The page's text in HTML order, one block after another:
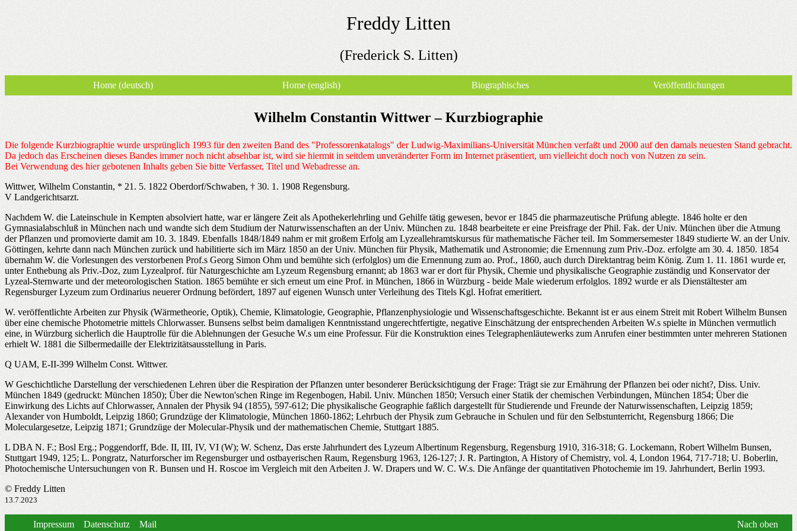
Freddy Litten
(Frederick S. Litten)
Home (deutsch) Home (english) Biographisches Veröffentlichungen
Wilhelm Constantin Wittwer ‒ Kurzbiographie
Die folgende Kurzbiographie wurde ursprünglich 1993 für den zweiten Band des "Professorenkatalogs" der Ludwig-Maximilians-Universität München verfaßt und 2000 auf den damals neuesten Stand gebracht.
Da jedoch das Erscheinen dieses Bandes immer noch nicht absehbar ist, wird sie hiermit in seitdem unveränderter Form im Internet präsentiert, um vielleicht doch noch von Nutzen zu sein.
Bei Verwendung des hier gebotenen Inhalts geben Sie bitte Verfasser, Titel und Webadresse an.
Wittwer, Wilhelm Constantin, * 21. 5. 1822 Oberdorf/Schwaben, † 30. 1. 1908 Regensburg.
V Landgerichtsarzt.
Nachdem W. die Lateinschule in Kempten absolviert hatte, war er längere Zeit als Apothekerlehrling und Gehilfe tätig gewesen, bevor er 1845 die pharmazeutische Prüfung ablegte. 1846 holte er den
Gymnasialabschluß in München nach und wandte sich dem Studium der Naturwissenschaften an der Univ. München zu. 1848 bearbeitete er eine Preisfrage der Phil. Fak. der Univ. München über die Atmung
der Pflanzen und promovierte damit am 10. 3. 1849. Ebenfalls 1848/1849 nahm er mit großem Erfolg am Lyzeallehramtskursus für mathematische Fächer teil. Im Sommersemester 1849 studierte W. an der Univ.
Göttingen, kehrte dann nach München zurück und habilitierte sich im März 1850 an der Univ. München für Physik, Mathematik und Astronomie; die Ernennung zum Priv.-Doz. erfolgte am 30. 4. 1850. 1854
übernahm W. die Vorlesungen des verstorbenen Prof.s Georg Simon Ohm und bemühte sich (erfolglos) um die Ernennung zum ao. Prof., 1860, auch durch Direktantrag beim König. Zum 1. 11. 1861 wurde er,
unter Enthebung als Priv.-Doz, zum Lyzealprof. für Naturgeschichte am Lyzeum Regensburg ernannt; ab 1863 war er dort für Physik, Chemie und physikalische Geographie zuständig und Konservator der
Lyzeal-Sternwarte und der meteorologischen Station. 1865 bemühte er sich erneut um eine Prof. in München, 1866 in Würzburg - beide Male wiederum erfolglos. 1892 wurde er als Dienstältester am
Regensburger Lyzeum zum Ordinarius neuerer Ordnung befördert, 1897 auf eigenen Wunsch unter Verleihung des Titels Kgl. Hofrat emeritiert.
W. veröffentlichte Arbeiten zur Physik (Wärmetheorie, Optik), Chemie, Klimatologie, Geographie, Pflanzenphysiologie und Wissenschaftsgeschichte. Bekannt ist er aus einem Streit mit Robert Wilhelm Bunsen
über eine chemische Photometrie mittels Chlorwasser. Bunsens selbst beim damaligen Kenntnisstand ungerechtfertigte, negative Einschätzung der entsprechenden Arbeiten W.s spielte in München vermutlich
eine, in Würzburg sicherlich die Hauptrolle für die Ablehnungen der Gesuche W.s um eine Professur. Für die Konstruktion eines Telegraphenläutewerks zum Anrufen einer bestimmten unter mehreren Stationen
erhielt W. 1881 die Silbermedaille der Elektrizitätsausstellung in Paris.
Q UAM, E-II-399 Wilhelm Const. Wittwer.
W Geschichtliche Darstellung der verschiedenen Lehren über die Respiration der Pflanzen unter besonderer Berücksichtigung der Frage: Trägt sie zur Ernährung der Pflanzen bei oder nicht?, Diss. Univ.
München 1849 (gedruckt: München 1850); Über die Newton'schen Ringe im Regenbogen, Habil. Univ. München 1850; Versuch einer Statik der chemischen Verbindungen, München 1854; Über die
Einwirkung des Lichts auf Chlorwasser, Annalen der Physik 94 (1855), 597-612; Die physikalische Geographie faßlich dargestellt für Studierende und Freunde der Naturwissenschaften, Leipzig 1859;
Alexander von Humboldt, Leipzig 1860; Grundzüge der Klimatologie, München 1860-1862; Lehrbuch der Physik zum Gebrauche in Schulen und für den Selbstunterricht, Regensburg 1866; Die
Moleculargesetze, Leipzig 1871; Grundzüge der Molecular-Physik und der mathematischen Chemie, Stuttgart 1885.
L DBA N. F.; Bosl Erg.; Poggendorff, Bde. II, III, IV, VI (W); W. Schenz, Das erste Jahrhundert des Lyzeum Albertinum Regensburg, Regensburg 1910, 316-318; G. Lockemann, Robert Wilhelm Bunsen,
Stuttgart 1949, 125; L. Pongratz, Naturforscher im Regensburger und ostbayerischen Raum, Regensburg 1963, 126-127; J. R. Partington, A History of Chemistry, vol. 4, London 1964, 717-718; U. Boberlin,
Photochemische Untersuchungen von R. Bunsen und H. Roscoe im Vergleich mit den Arbeiten J. W. Drapers und W. C. W.s. Die Anfänge der quantitativen Photochemie im 19. Jahrhundert, Berlin 1993.
© Freddy Litten
13.7.2023
Impressum Datenschutz Mail Nach oben